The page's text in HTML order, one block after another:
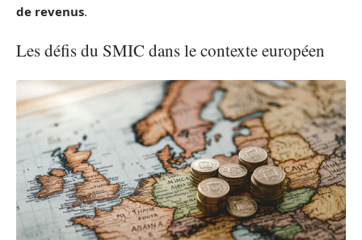
de revenus.
Les défis du SMIC dans le contexte européen